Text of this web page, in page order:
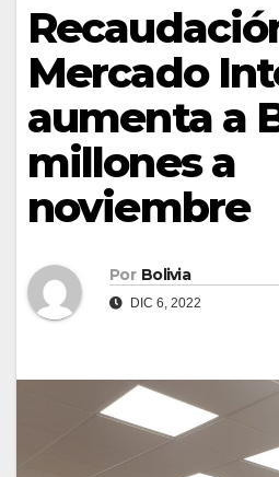
Mercado
aumenta a
millones a
noviembre
Por Bolivia
DIC 6, 2022